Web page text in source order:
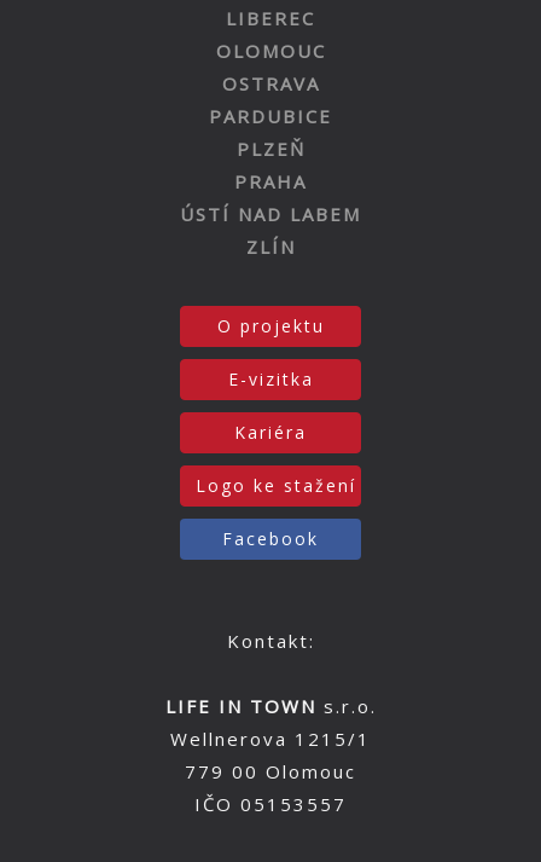
LIBEREC
OLOMOUC
OSTRAVA
PARDUBICE
PLZEŇ
PRAHA
ÚSTÍ NAD LABEM
ZLÍN
O projektu
E-vizitka
Kariéra
Logo ke stažení
Facebook
Kontakt:
LIFE IN TOWN s.r.o.
Wellnerova 1215/1
779 00 Olomouc
IČO 05153557